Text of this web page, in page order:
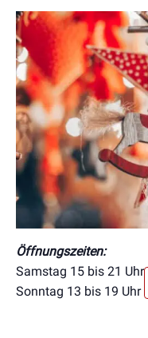
Öffnungszeiten:
Samstag 15 bis 21 Uhr
Sonntag 13 bis 19 Uhr